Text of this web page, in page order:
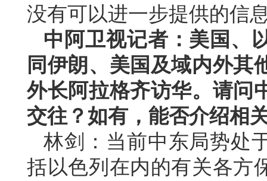
没有可以进一步提供的信
中阿卫视记者：美国、
同伊朗、美国及域内外其
外长阿拉格齐访华。请问
交往？如有，能否介绍相
林剑：当前中东局势处
括以色列在内的有关各方